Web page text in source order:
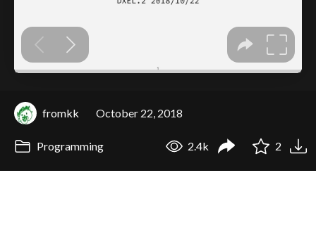
fromkk October 22, 2018
Programming 2.4k 2